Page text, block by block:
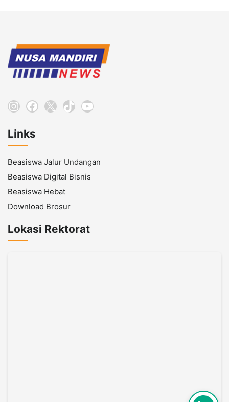
Instagram
Facebook
X TikTokYouTube
Links
Beasiswa Jalur Undangan
Beasiswa Digital Bisnis
Beasiswa Hebat
Download Brosur
Lokasi Rektorat